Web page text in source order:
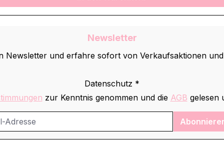
Newsletter
Newsletter und erfahre sofort von Verkaufsaktionen
Datenschutz *
zur Kenntnis genommen und die AGB gelesen